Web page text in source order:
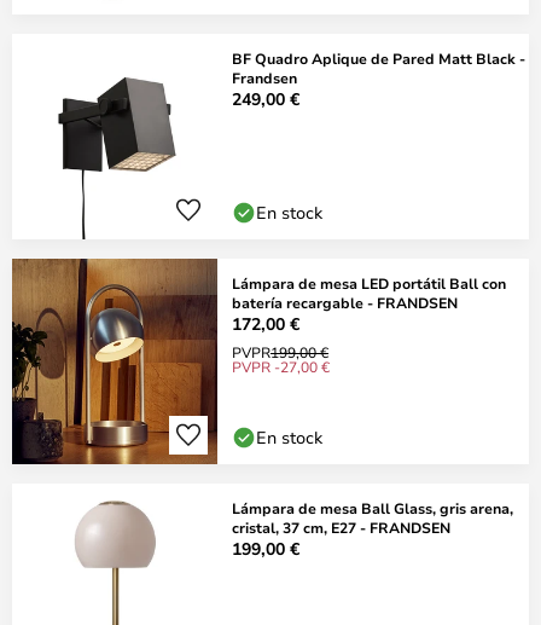
BF Quadro Aplique de Pared Matt Black -
Frandsen
249,00 €
En stock
Lámpara de mesa LED portátil Ball con
batería recargable - FRANDSEN
172,00 €
PVPR199,00 €
PVPR -27,00 €
En stock
Lámpara de mesa Ball Glass, gris arena,
cristal, 37 cm, E27 - FRANDSEN
199,00 €